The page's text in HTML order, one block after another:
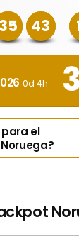
35 43
0d 4h
el